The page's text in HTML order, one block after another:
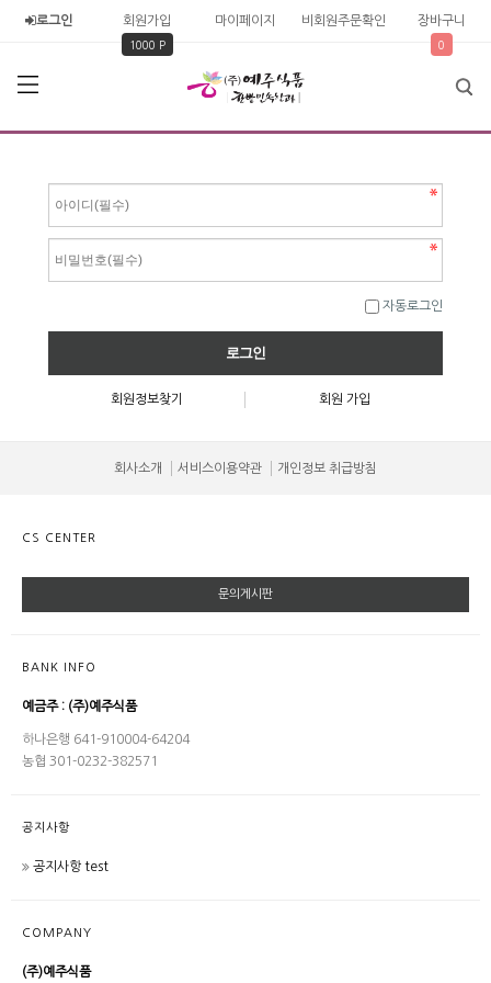
로그인 회원가입
1000 P
마이페이지 비회원주문확인 장바구니
0
자동로그인
회원정보찾기 회원 가입
회사소개 서비스이용약관 개인정보 취급방침
CS CENTER
문의게시판
BANK INFO
예금주 : (주)예주식품
하나은행 641-910004-64204
농협 301-0232-382571
공지사항
공지사항 test
COMPANY
(주)예주식품